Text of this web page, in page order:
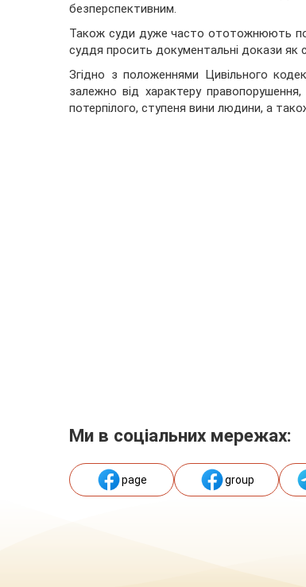
безперспективним.
Також суди дуже часто ототожнюють
суддя просить документальні докази як
Згідно з положеннями Цивільного
залежно від характеру
потерпілого, ступеня вини людини, а
Ми в соціальних мережах:
page group